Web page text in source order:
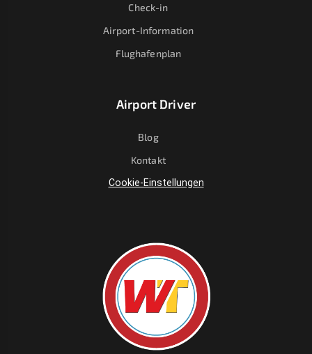
Check-in
Airport-Information
Flughafenplan
Airport Driver
Blog
Kontakt
Cookie-Einstellungen